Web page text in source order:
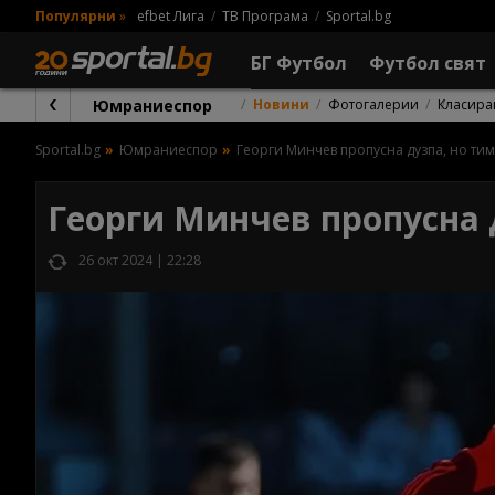
Популярни » efbet Лига ТВ Програма Sportal.bg
БГ Футбол Футбол свят
Юмраниеспор Новини Фотогалерии
Sportal.bg Юмраниеспор Георги Минчев пропусна дузпа, но
Георги Минчев
26 окт 2024 | 22:28